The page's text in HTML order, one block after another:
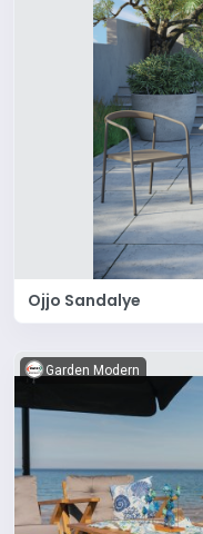
Ojjo Sandalye
Garden Modern